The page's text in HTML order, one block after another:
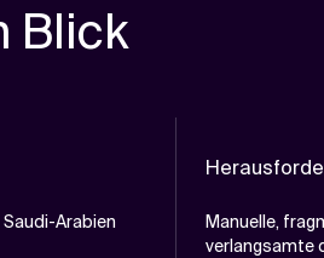
Blick
Arabien
Manuelle,
verlangsamte